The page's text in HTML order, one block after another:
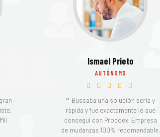
Ismael Prieto
AUTÓNOMO
Buscaba una solución seria y
rápida y fue exactamente lo que
conseguí con Procoex. Empresa
de mudanzas 100% recomendable.